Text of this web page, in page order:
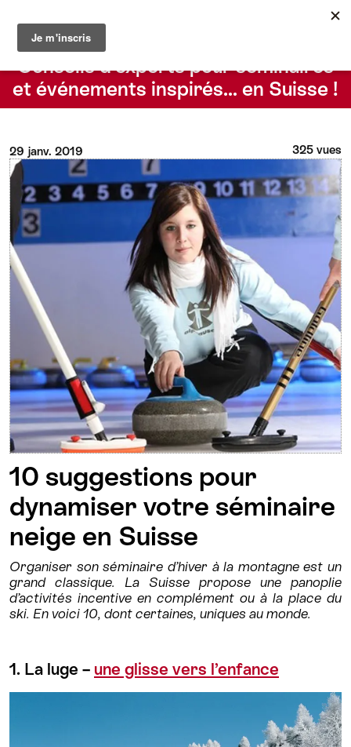
Le blog du Suisse Convention Bureau
Conseils d’experts pour séminaires
et événements inspirés… en Suisse !
29 janv. 2019 325 vues
10 suggestions pour
dynamiser votre séminaire
neige en Suisse
Organiser son séminaire d’hiver à la montagne est un
grand classique. La Suisse propose une panoplie
d’activités incentive en complément ou à la place du
ski. En voici 10, dont certaines, uniques au monde.
1. La luge – une glisse vers l’enfance